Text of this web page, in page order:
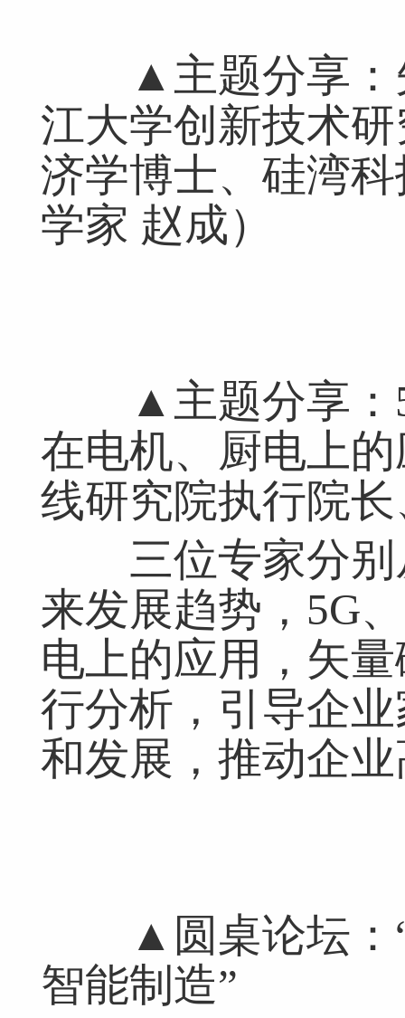
▲主题分享：
江大学创新技术
济学博士、硅湾
学家 赵成）
▲主题分享：
在电机、厨电上
线研究院执行院
三位专家分别
来发展趋势，5G
电上的应用，矢
行分析，引导企
和发展，推动企
▲圆桌论坛：“
智能制造”